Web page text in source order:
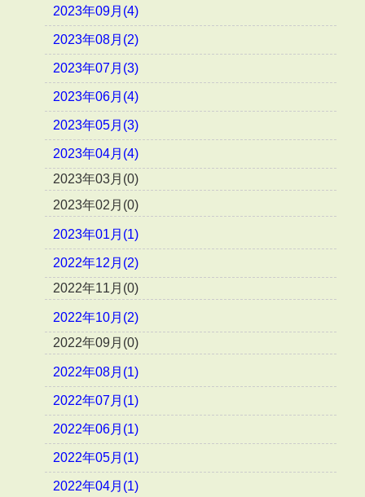
2023年09月(4)
2023年08月(2)
2023年07月(3)
2023年06月(4)
2023年05月(3)
2023年04月(4)
2023年03月(0)
2023年02月(0)
2023年01月(1)
2022年12月(2)
2022年11月(0)
2022年10月(2)
2022年09月(0)
2022年08月(1)
2022年07月(1)
2022年06月(1)
2022年05月(1)
2022年04月(1)